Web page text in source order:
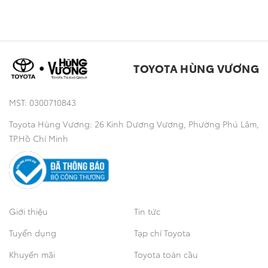
Nhân viên tư vấn bán hàng sẽ liên hệ với Quý khách để xác
nhận lịch hẹn trong thời gian sớm nhất. Xin trân trọng cảm
ơn!
Mẫu xe đã chọn:
WIGO mt 5
Công nghệ TOYOTA HÙNG VƯƠNG
MST: 0300710843
Toyota Hùng Vương: 26 Kinh Dương Vương, Phường Phú Lâm,
TP.Hồ Chí Minh
Giới thiệu
Tuyển dụng
Khuyến mãi
Tin tức
Tạp chí Toyota
Toyota toàn cầu